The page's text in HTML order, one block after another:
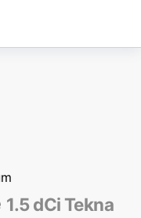
1.5 dCi Tekna